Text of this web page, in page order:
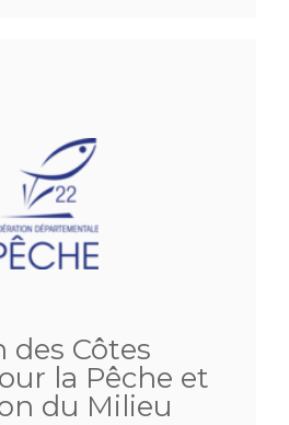
des Côtes
la Pêche et
du Milieu